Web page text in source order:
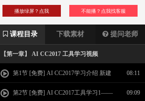
不能播？点我找客服
播放绿屏？点我
课程目录 下载素材 提问老师
【第一章】 AI CC2017 工具学习视频
第1节 [免费] AI CC2017学习介绍 新建
页面 界面介绍
08:11
第2节 [免费] AI CC2017工具学习1—— 09:09